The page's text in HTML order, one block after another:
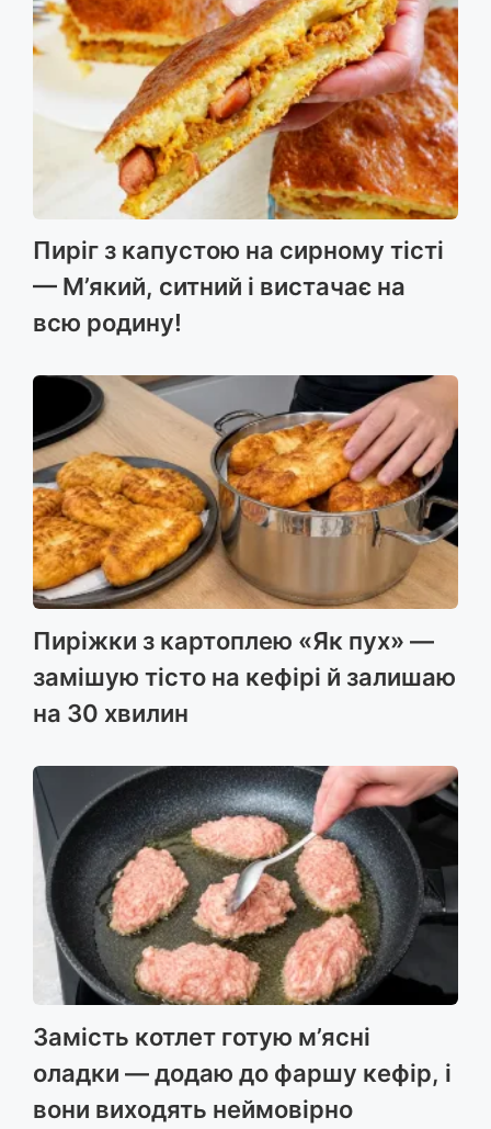
Пиріг з капустою на сирному тісті
— М’який, ситний і вистачає на
всю родину!
Пиріжки з картоплею «Як пух» —
замішую тісто на кефірі й залишаю
на 30 хвилин
Замість котлет готую м’ясні
оладки — додаю до фаршу кефір, і
вони виходять неймовірно